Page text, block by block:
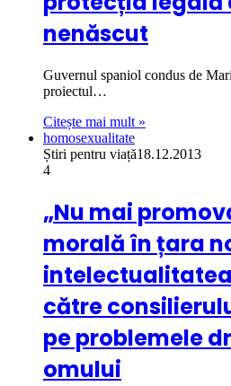
nenăscut
Guvernul spaniol condus de
proiectul…
Citește mai mult »
homosexualitate
Știri pentru viață18.12.2013
4
„Nu mai
morală în țara
către
pe problemele
omului